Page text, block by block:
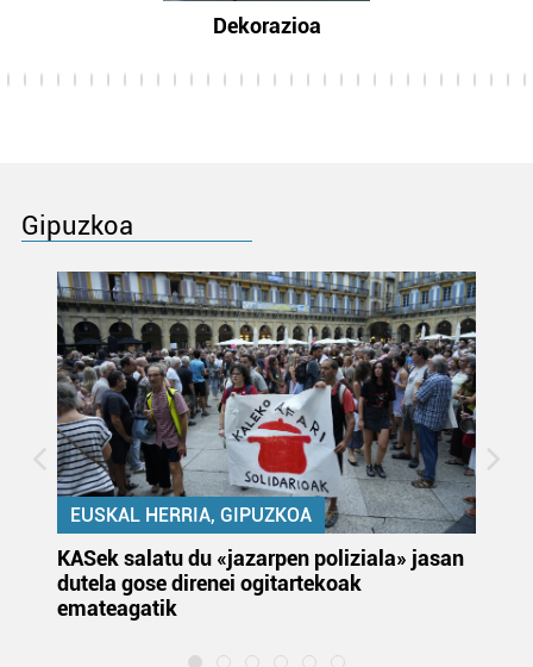
Dekorazioa
Gipuzkoa
EUSKAL HERRIA, GIPUZKOA
KASek salatu du «jazarpen poliziala» jasan
dutela gose direnei ogitartekoak
emateagatik